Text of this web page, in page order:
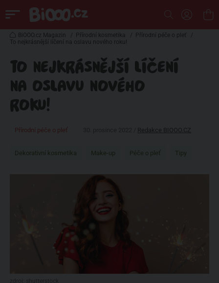
BiOOO.cz Magazin / Přírodní kosmetika / Přírodní péče o pleť
/
To nejkrásnější líčení na oslavu nového roku!
TO NEJKRÁSNĚJŠÍ LÍČENÍ
NA OSLAVU NOVÉHO
ROKU!
Přírodní péče o pleť Redakce BIOOO.CZ
Dekorativní kosmetika Make-up Péče o pleť Tipy